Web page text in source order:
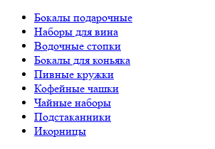
Бокалы подарочные
Наборы для вина
Водочные стопки
Бокалы для коньяка
Пивные кружки
Кофейные чашки
Чайные наборы
Подстаканники
Икорницы